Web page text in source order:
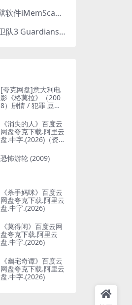
IOS 越狱软件iMemScan version1.2.6 游戏内存修改器
银河护卫队3 Guardians of the Galaxy Vol. 3 (2023)4K高清资源1080p只分享精品
[夸克网盘]意大利电
影《格莫拉》（200
8）剧情 / 犯罪 豆瓣
《消失的人》百度云
网盘夸克下载.阿里云
盘.中字.(2026)（资源
恐怖游轮 (2009)
《杀手妈咪》百度云
网盘夸克下载.阿里云
盘.中字.(2026)
《莫得闲》百度云网
盘夸克下载.阿里云
盘.中字.(2026)
《幽宅奇谭》百度云
网盘夸克下载.阿里云
盘.中字.(2026)